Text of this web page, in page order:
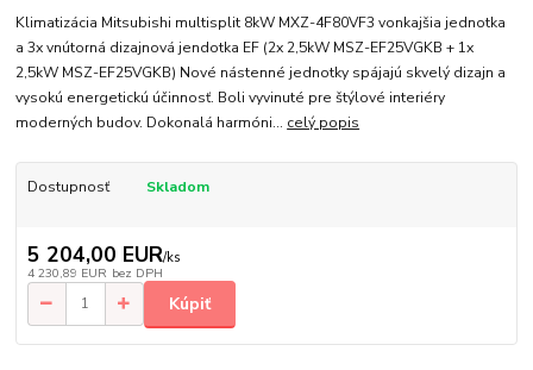
Klimatizácia Mitsubishi multisplit 8kW MXZ-4F80VF3 vonkajšia jednotka
a 3x vnútorná dizajnová jendotka EF (2x 2,5kW MSZ-EF25VGKB + 1x
2,5kW MSZ-EF25VGKB) Nové nástenné jednotky spájajú skvelý dizajn a
vysokú energetickú účinnosť. Boli vyvinuté pre štýlové interiéry
moderných budov. Dokonalá harmóni... celý popis
Dostupnosť Skladom
5 204,00 EUR/ks
4 230,89 EUR bez DPH
Kúpiť